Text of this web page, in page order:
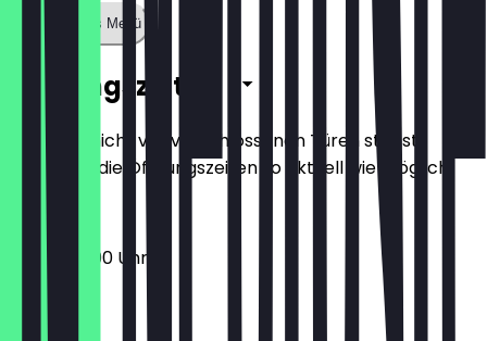
Zeige ganzes Menü
Öffnungszeiten
Damit du nicht vor verschlossenen Türen stehst,
halten wir die Öffnungszeiten so aktuell wie möglich.
10:30 - 20:00 Uhr
Montag